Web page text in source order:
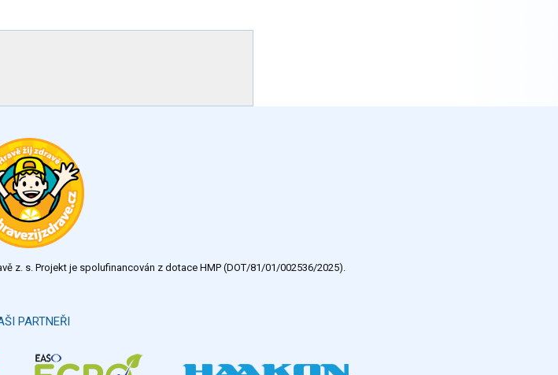
z. s. Projekt je spolufinancován z dotace HMP (DOT/81/01/002536/2025).
PARTNEŘI